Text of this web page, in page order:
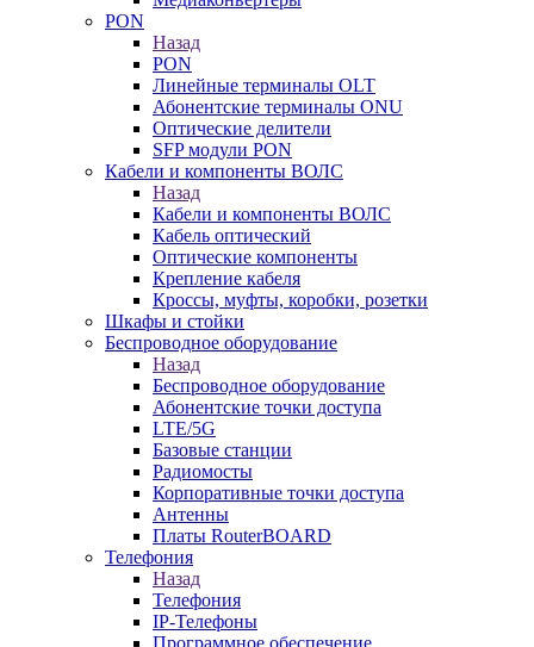
PON
Назад
PON
Линейные терминалы OLT
Абонентские терминалы ONU
Оптические делители
SFP модули PON
Кабели и компоненты ВОЛС
Назад
Кабели и компоненты ВОЛС
Кабель оптический
Оптические компоненты
Крепление кабеля
Кроссы, муфты, коробки, розетки
Шкафы и стойки
Беспроводное оборудование
Назад
Беспроводное оборудование
Абонентские точки доступа
LTE/5G
Базовые станции
Радиомосты
Корпоративные точки доступа
Антенны
Платы RouterBOARD
Телефония
Назад
Телефония
IP-Телефоны
Программное обеспечение